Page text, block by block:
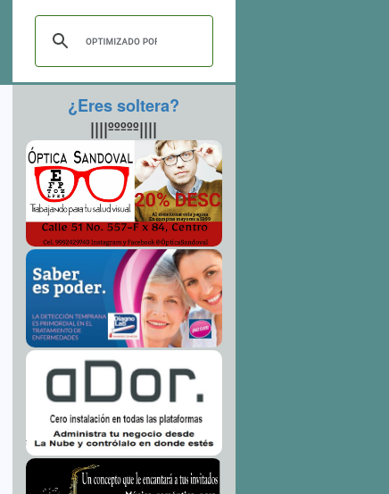
¿Eres soltera?
||||ººººº||||